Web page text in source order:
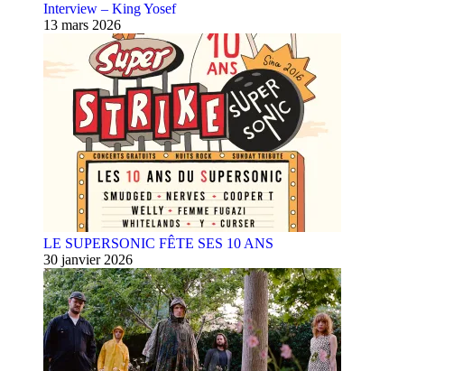
Interview – King Yosef
13 mars 2026
LE SUPERSONIC FÊTE SES 10 ANS
30 janvier 2026